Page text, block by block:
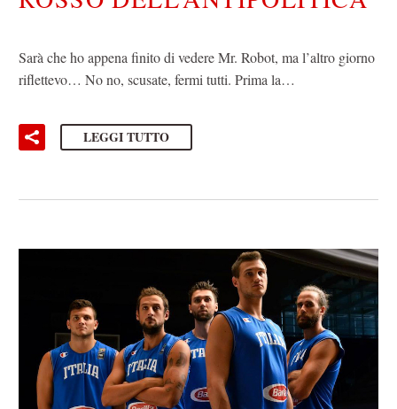
Sarà che ho appena finito di vedere Mr. Robot, ma l’altro giorno
riflettevo… No no, scusate, fermi tutti. Prima la…
LEGGI TUTTO